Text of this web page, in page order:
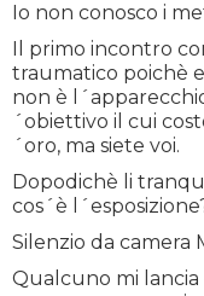
Io non conosco i
Il primo incontro
traumatico poichè
non è
´obiettivo il cui
´oro, ma siete voi.
Dopodichè li
cos´è
Silenzio da camera
Qualcuno mi lancia